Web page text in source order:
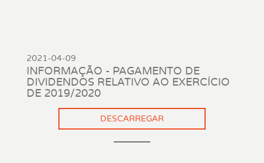
2021-04-09
INFORMAÇÃO - PAGAMENTO DE
DIVIDENDOS RELATIVO AO EXERCÍCIO
DE 2019/2020
DESCARREGAR